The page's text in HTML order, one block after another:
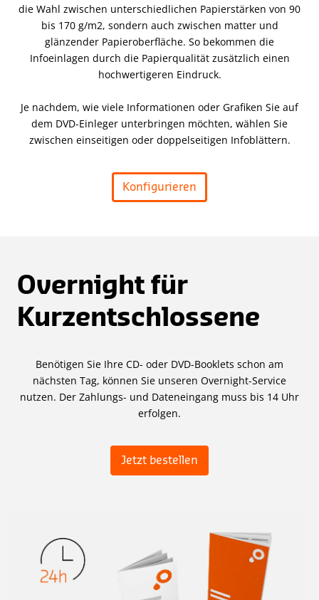
die Wahl zwischen unterschiedlichen Papierstärken von 90
bis 170 g/m2, sondern auch zwischen matter und
glänzender Papieroberfläche. So bekommen die
Infoeinlagen durch die Papierqualität zusätzlich einen
hochwertigeren Eindruck.
Je nachdem, wie viele Informationen oder Grafiken Sie auf
dem DVD-Einleger unterbringen möchten, wählen Sie
zwischen einseitigen oder doppelseitigen Infoblättern.
Konfigurieren
Overnight für
Kurzentschlossene
Benötigen Sie Ihre CD- oder DVD-Booklets schon am
nächsten Tag, können Sie unseren Overnight-Service
nutzen. Der Zahlungs- und Dateneingang muss bis 14 Uhr
erfolgen.
Jetzt bestellen